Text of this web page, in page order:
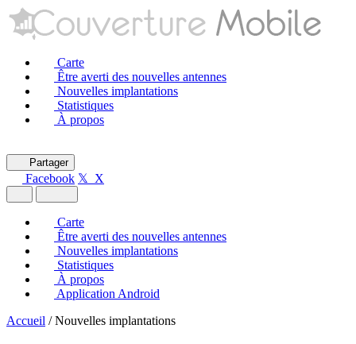
Carte
Être averti des nouvelles antennes
Nouvelles implantations
Statistiques
À propos
Partager
Facebook 𝕏 X
Carte
Être averti des nouvelles antennes
Nouvelles implantations
Statistiques
À propos
Application Android
Accueil / Nouvelles implantations